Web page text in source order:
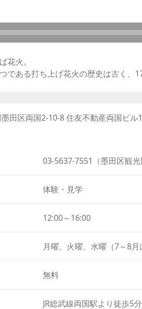
花火。
である打ち上げ花火の歴史は古く、
戸時代の花火玉や打ち上げ筒を始め
があり、その大きさや、詰められた
る「たまやー、かぎやー」の掛け声
玉屋」と「鍵屋」のことで、それぞ
とても丁寧に花火の説明をしてくれ
触れることも出来るので、その素晴
打ち上げ花火は今までとちょっと違
田区両国2-10-8 住友不動産両国ビル
03-5637-7551（墨田区観光
体験・見学
12:00～16:00
月曜、火曜、水曜（7～8月
無料
JR総武線両国駅より徒歩5分